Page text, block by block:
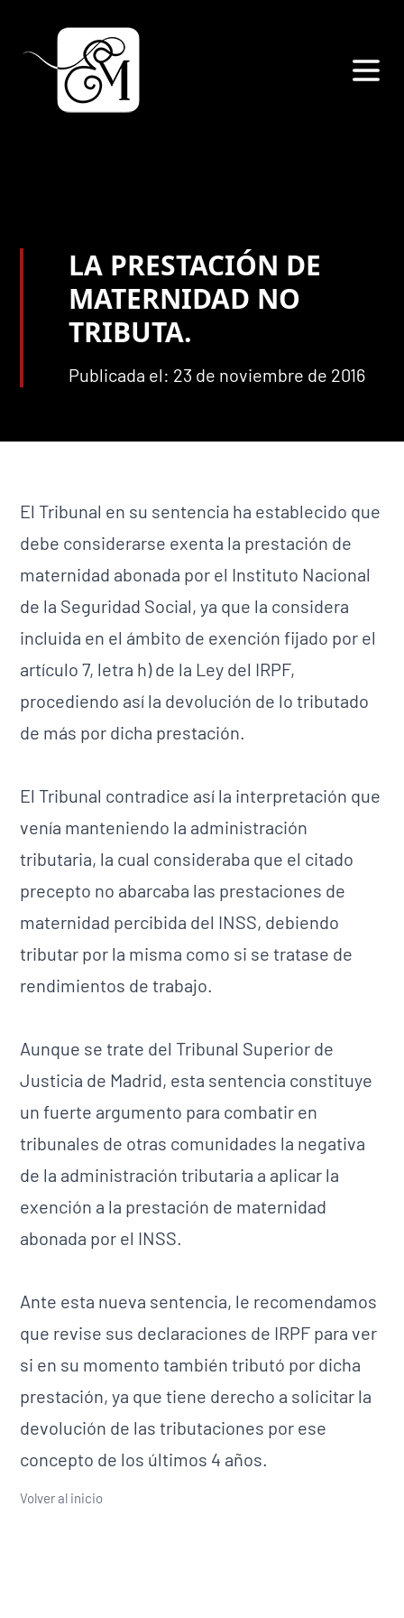
LA PRESTACIÓN DE
MATERNIDAD NO
TRIBUTA.
Publicada el: 23 de noviembre de 2016
El Tribunal en su sentencia ha establecido que
debe considerarse exenta la prestación de
maternidad abonada por el Instituto Nacional
de la Seguridad Social, ya que la considera
incluida en el ámbito de exención fijado por el
artículo 7, letra h) de la Ley del IRPF,
procediendo así la devolución de lo tributado
de más por dicha prestación.
El Tribunal contradice así la interpretación que
venía manteniendo la administración
tributaria, la cual consideraba que el citado
precepto no abarcaba las prestaciones de
maternidad percibida del INSS, debiendo
tributar por la misma como si se tratase de
rendimientos de trabajo.
Aunque se trate del Tribunal Superior de
Justicia de Madrid, esta sentencia constituye
un fuerte argumento para combatir en
tribunales de otras comunidades la negativa
de la administración tributaria a aplicar la
exención a la prestación de maternidad
abonada por el INSS.
Ante esta nueva sentencia, le recomendamos
que revise sus declaraciones de IRPF para ver
si en su momento también tributó por dicha
prestación, ya que tiene derecho a solicitar la
devolución de las tributaciones por ese
concepto de los últimos 4 años.
Volver al inicio